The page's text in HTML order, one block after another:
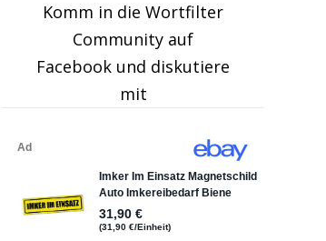
Komm in die Wortfilter
Community auf
Facebook und diskutiere
mit